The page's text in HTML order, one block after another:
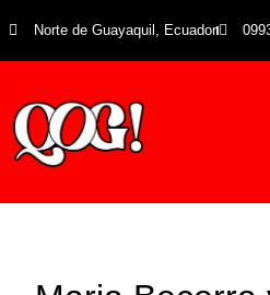
Norte de Guayaquil, Ecuador